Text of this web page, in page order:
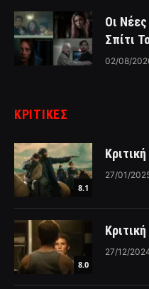
Οι
Σπίτι
02/08/
ΚΡΙΤΙΚΈΣ
8.1
27/01/
8.0
27/12/